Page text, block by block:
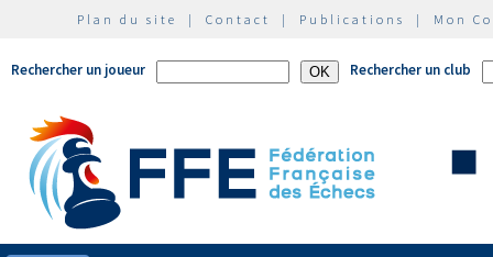
Plan du site | Contact | Publications | Mon
Rechercher un joueur Rechercher un club